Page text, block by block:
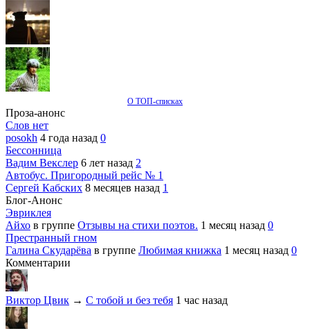
О ТОП-списках
Проза-анонс
Слов нет
posokh 4 года назад 0
Бессонница
Вадим Векслер 6 лет назад 2
Автобус. Пригородный рейс № 1
Сергей Кабских 8 месяцев назад 1
Блог-Анонс
Эвриклея
Айхо в группе Отзывы на стихи поэтов. 1 месяц назад 0
Престранный гном
Галина Скударёва в группе Любимая книжка 1 месяц назад 0
Комментарии
Виктор Цвик → С тобой и без тебя 1 час назад